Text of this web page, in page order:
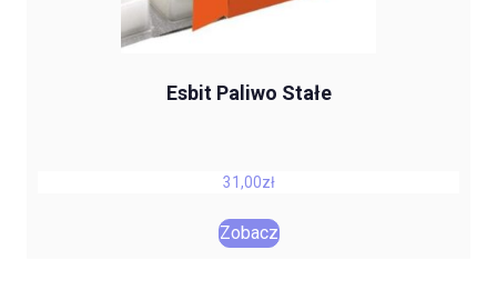
Esbit Paliwo Stałe
31,00zł
Zobacz